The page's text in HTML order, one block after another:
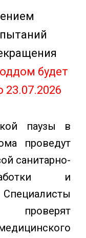
будет
23.07.2026
паузы в
проведут
санитарно-
и
проверят